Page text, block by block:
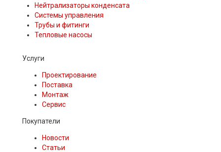
Нейтрализаторы конденсата
Системы управления
Трубы и фитинги
Тепловые насосы
Услуги
Проектирование
Поставка
Монтаж
Сервис
Покупатели
Новости
Статьи